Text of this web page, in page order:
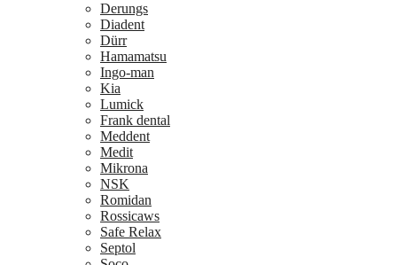
Derungs
Diadent
Dürr
Hamamatsu
Ingo-man
Kia
Lumick
Frank dental
Meddent
Medit
Mikrona
NSK
Romidan
Rossicaws
Safe Relax
Septol